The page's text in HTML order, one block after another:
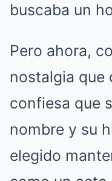
buscaba un
Pero ahora,
nostalgia que
confiesa que
nombre y su
elegido